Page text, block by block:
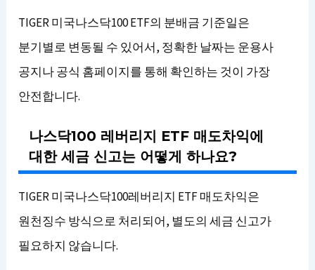
TIGER 미국나스닥100 ETF의 분배금 기준일은
분기별로 변동될 수 있어서, 정확한 날짜는 운용사
공지나 공식 홈페이지를 통해 확인하는 것이 가장
안전합니다.
나스닥100 레버리지 ETF 매도차익에
대한 세금 신고는 어떻게 하나요?
TIGER 미국나스닥100레버리지 ETF 매도차익은
원천징수 방식으로 처리되어, 별도의 세금 신고가
필요하지 않습니다.